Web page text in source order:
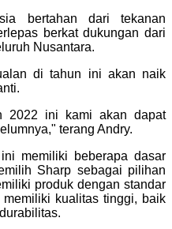
bertahan dari tekanan
berkat dukungan dari
Nusantara.
di tahun ini akan naik
2022 ini kami akan dapat
terang Andry.
memiliki beberapa dasar
Sharp sebagai pilihan
produk dengan standar
kualitas tinggi, baik